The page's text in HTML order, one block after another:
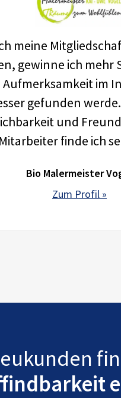
meine
gewinne ich mehr
Aufmerksamkeit im
gefunden
und
Mitarbeiter finde ich
Bio Malermeister
Zum Profil »